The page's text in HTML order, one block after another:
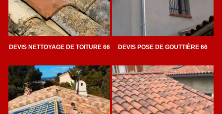
DEVIS NETTOYAGE DE TOITURE 66 DEVIS POSE DE GOUTTIÈRE 66